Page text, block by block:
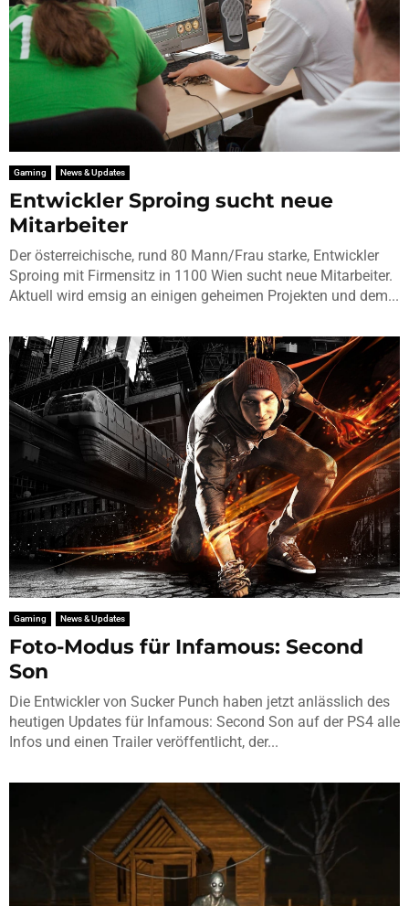
Gaming News & Updates
Entwickler Sproing sucht neue
Mitarbeiter
Der österreichische, rund 80 Mann/Frau starke, Entwickler
Sproing mit Firmensitz in 1100 Wien sucht neue Mitarbeiter.
Aktuell wird emsig an einigen geheimen Projekten und dem...
Gaming News & Updates
Foto-Modus für Infamous: Second
Son
Die Entwickler von Sucker Punch haben jetzt anlässlich des
heutigen Updates für Infamous: Second Son auf der PS4 alle
Infos und einen Trailer veröffentlicht, der...